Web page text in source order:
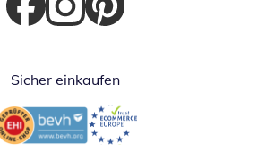
Öffnet in neuem Fenster
Öffnet in neuem Fenster
Öffnet in neuem Fenster
Sicher einkaufen
Öffnet in neuem FensterÖffnet in neuem Fenster